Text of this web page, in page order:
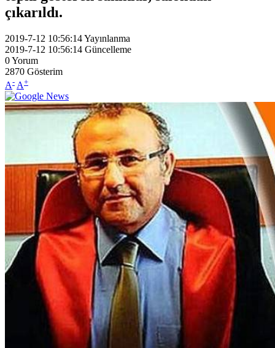
çıkarıldı.
2019-7-12 10:56:14Yayınlanma
2019-7-12 10:56:14 Güncelleme
0Yorum
2870 Gösterim
A- A+